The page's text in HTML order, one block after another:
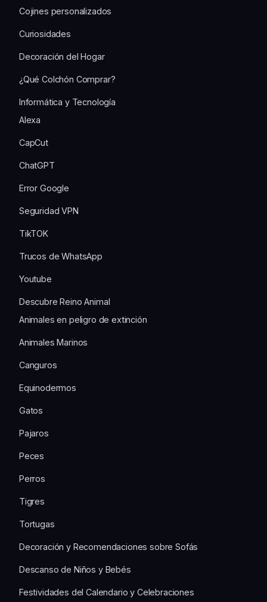
Cojines personalizados
Curiosidades
Decoración del Hogar
¿Qué Colchón Comprar?
Informática y Tecnología
Alexa
CapCut
ChatGPT
Error Google
Seguridad VPN
TikTOK
Trucos de WhatsApp
Youtube
Descubre Reino Animal
Animales en peligro de extinción
Animales Marinos
Canguros
Equinodermos
Gatos
Pajaros
Peces
Perros
Tigres
Tortugas
Decoración y Recomendaciones sobre Sofás
Descanso de Niños y Bebés
Festividades del Calendario y Celebraciones